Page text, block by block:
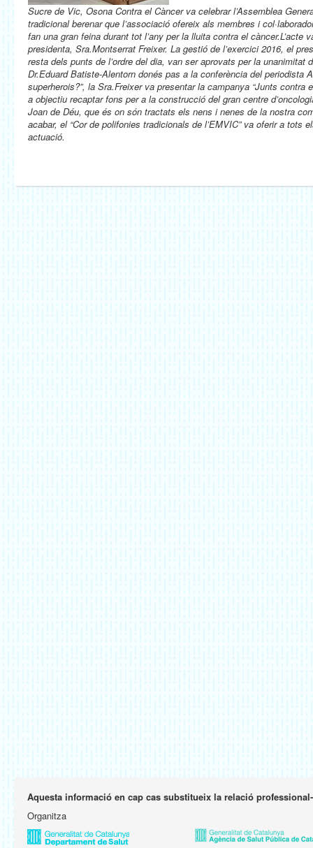
Sucre de Vic, Osona Contra el Càncer va celebrar l’Assemblea
tradicional berenar que l’associació ofereix als membres i
fan una gran feina durant tot l’any per la lluita contra el càncer.L’acte
presidenta, Sra.Montserrat Freixer. La gestió de l’exercici 2016, el
resta dels punts de l’ordre del dia, van ser aprovats per la unanimitat
Dr.Eduard Batiste-Alentorn donés pas a la conferència del periodista
superherois?”, la Sra.Freixer va presentar la campanya “Junts contra
a objectiu recaptar fons per a la construcció del gran centre
Joan de Déu, que és on són tractats els nens i nenes de la nostra
acabar, el “Cor de polifonies tradicionals de l’EMVIC” va oferir a tots
actuació.
Aquesta informació en cap cas substitueix la relació
Organitza